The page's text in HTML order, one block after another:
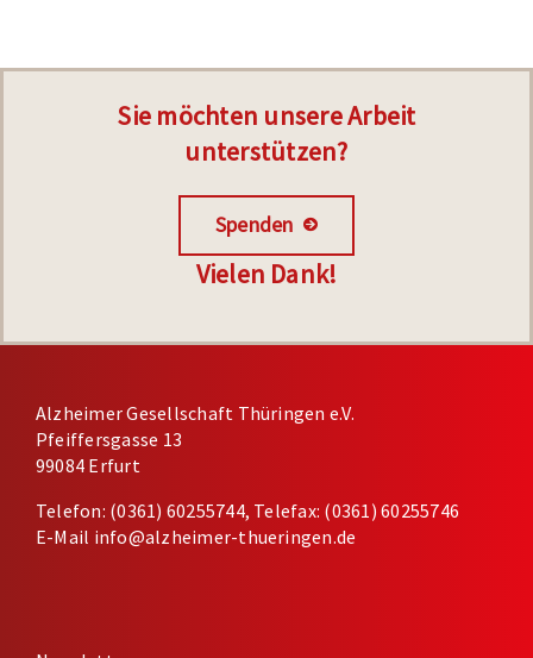
Sie möchten unsere Arbeit
unterstützen?
Spenden
Vielen Dank!
Alzheimer Gesellschaft Thüringen e.V.
Pfeiffersgasse 13
99084 Erfurt
Telefon: (0361) 60255744, Telefax: (0361) 60255746
E-Mail info@alzheimer-thueringen.de